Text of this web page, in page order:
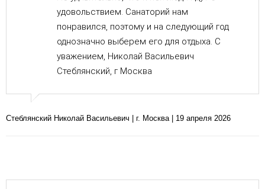
удовольствием. Санаторий нам
понравился, поэтому и на следующий год
однозначно выберем его для отдыха. С
уважением, Николай Васильевич
Стеблянский, г Москва
Стеблянский Николай Васильевич | г. Москва | 19 апреля 2026